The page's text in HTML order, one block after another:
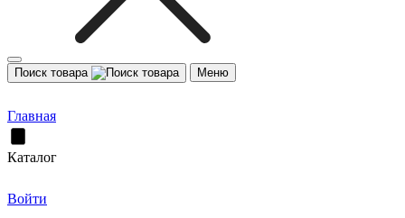
Поиск товара Меню
Главная
Каталог
Войти